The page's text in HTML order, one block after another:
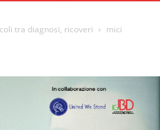
tra diagnosi, ricoveri mici